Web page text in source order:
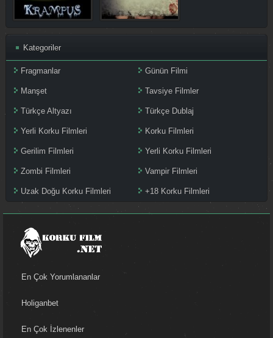
Kategoriler
Fragmanlar Günün Filmi
Manşet Tavsiye Filmler
Türkçe Altyazı Türkçe Dublaj
Yerli Korku Filmleri Korku Filmleri
Gerilim Filmleri Yerli Korku Filmleri
Zombi Filmleri Vampir Filmleri
Uzak Doğu Korku Filmleri +18 Korku Filmleri
En Çok Yorumlananlar
Holiganbet
En Çok İzlenenler